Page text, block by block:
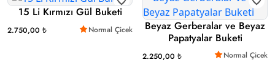
15 Li Kırmızı Gül Buketi
2.750,00 ₺ Normal Çicek
Beyaz Gerberalar ve Beyaz
Papatyalar Buketi
2.250,00 ₺ Normal Çicek